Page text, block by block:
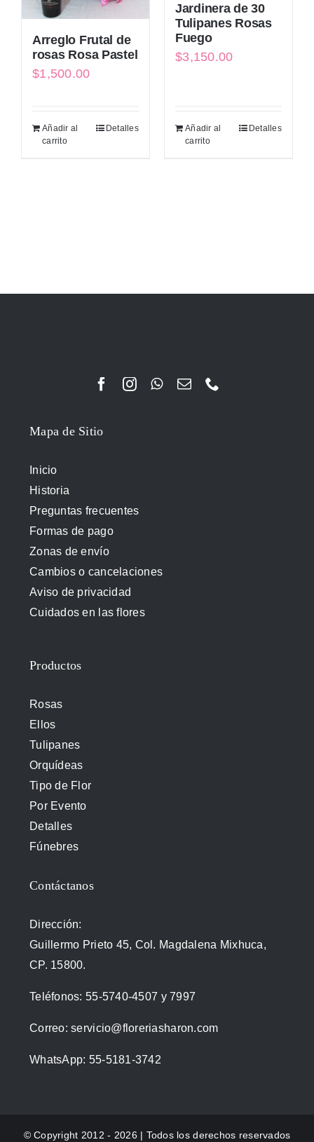
Arreglo Frutal de
rosas Rosa Pastel
$1,500.00
Añadir al
carrito
Detalles
Jardinera de 30
Tulipanes Rosas
Fuego
$3,150.00
Añadir al
carrito
Detalles
Mapa de Sitio
Inicio
Historia
Preguntas frecuentes
Formas de pago
Zonas de envío
Cambios o cancelaciones
Aviso de privacidad
Cuidados en las flores
Productos
Rosas
Ellos
Tulipanes
Orquídeas
Tipo de Flor
Por Evento
Detalles
Fúnebres
Contáctanos
Dirección:
Guillermo Prieto 45, Col. Magdalena Mixhuca,
CP. 15800.
Teléfonos: 55-5740-4507 y 7997
Correo:servicio@floreriasharon.com
WhatsApp: 55-5181-3742
© Copyright 2012 - 2026 | Todos los derechos reservados